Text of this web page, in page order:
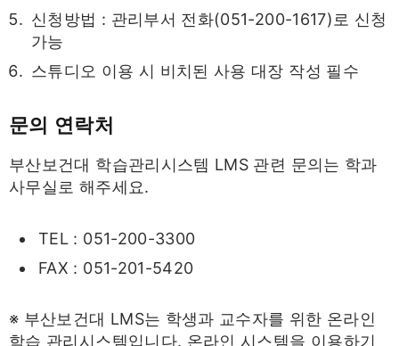
신청방법 : 관리부서 전화(051-200-1617)로 신청
가능
스튜디오 이용 시 비치된 사용 대장 작성 필수
문의 연락처
부산보건대 학습관리시스템 LMS 관련 문의는 학과
사무실로 해주세요.
TEL : 051-200-3300
FAX : 051-201-5420
※ 부산보건대 LMS는 학생과 교수자를 위한 온라인
학습 관리시스템입니다. 온라인 시스템을 이용하기